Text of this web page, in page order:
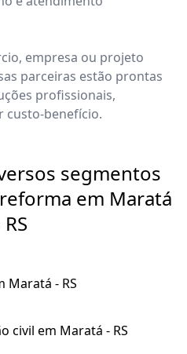
empresa ou projeto
parceiras estão prontas
profissionais,
custo-benefício.
segmentos
em Maratá
RS
Maratá - RS
civil em Maratá - RS